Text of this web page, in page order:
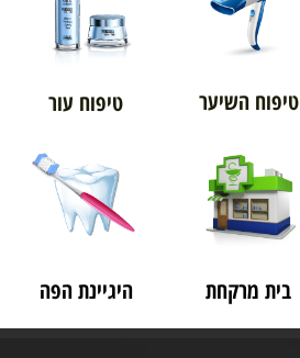
טיפוח השיער טיפוח עור
בית מרקחת היגיינת הפה